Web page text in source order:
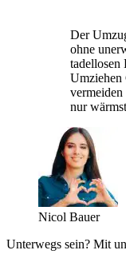
Der
ohne
tadellosen
Umziehen
nur
Nicol Bauer
Unterwegs sein? Mit